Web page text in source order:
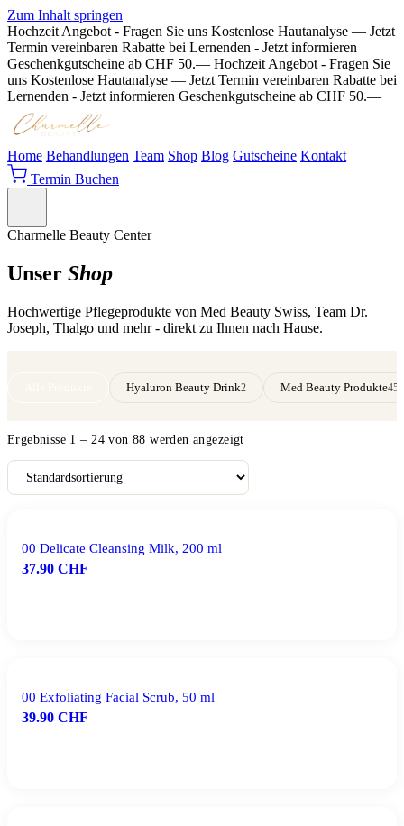
Zum Inhalt springen
Hochzeit Angebot - Fragen Sie uns Kostenlose Hautanalyse — Jetzt
Termin vereinbaren Rabatte bei Lernenden - Jetzt informieren
Geschenkgutscheine ab CHF 50.— Hochzeit Angebot - Fragen Sie
uns Kostenlose Hautanalyse — Jetzt Termin vereinbaren Rabatte bei
Lernenden - Jetzt informieren Geschenkgutscheine ab CHF 50.—
Home Behandlungen Team Shop Blog Gutscheine Kontakt
Termin Buchen
Charmelle Beauty Center
Unser Shop
Hochwertige Pflegeprodukte von Med Beauty Swiss, Team Dr.
Joseph, Thalgo und mehr - direkt zu Ihnen nach Hause.
Hyaluron Beauty Drink2 Med Beauty Produkte45
Ergebnisse 1 – 24 von 88 werden angezeigt
00 Delicate Cleansing Milk, 200 ml
37.90 CHF
00 Exfoliating Facial Scrub, 50 ml
39.90 CHF